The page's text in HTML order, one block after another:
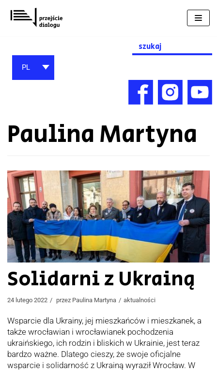
Przejdź
do
Search
for:
PL
Paulina Martyna
Solidarni z Ukrainą
24 lutego 2022 przez Paulina Martyna aktualności
Wsparcie dla Ukrainy, jej mieszkańców i mieszkanek, a
także wrocławian i wrocławianek pochodzenia
ukraińskiego, ich rodzin i bliskich w Ukrainie, jest teraz
bardzo ważne. Dlatego cieszy, że swoje oficjalne
wsparcie i solidarność z Ukrainą wyraził Wrocław. W